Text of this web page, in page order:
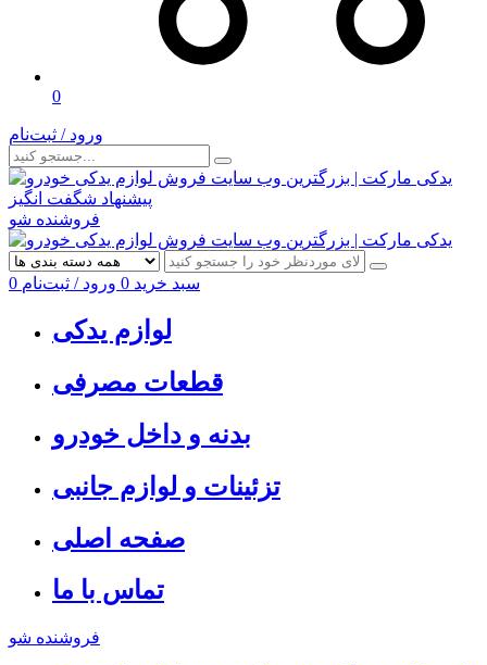
0
ورود / ثبت‌نام
پیشنهاد شگفت انگیز
فروشنده شو
0 سبد خرید 0 ورود / ثبت‌نام
لوازم یدکی
قطعات مصرفی
بدنه و داخل خودرو
تزئینات و لوازم جانبی
صفحه اصلی
تماس با ما
فروشنده شو